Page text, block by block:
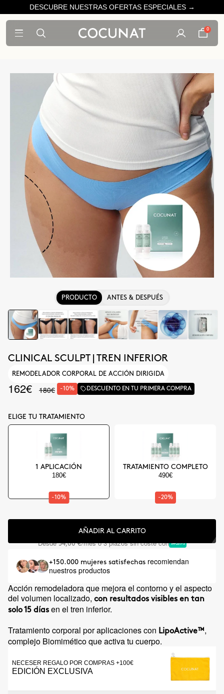
DESCUBRE NUESTRAS OFERTAS ESPECIALES →
0
PRODUCTO ANTES & DESPUÉS
CLINICAL SCULPT | TREN INFERIOR
REMODELADOR CORPORAL DE ACCIÓN DIRIGIDA
162€ 180€ -10% DESCUENTO EN TU PRIMERA COMPRA
ELIGE TU TRATAMIENTO
1 APLICACIÓN
180€
-10%
TRATAMIENTO COMPLETO
490€
-20%
AÑADIR AL CARRITO
Desde54,00 €/mes o 3 plazos sin coste con
+150.000 mujeres satisfechas recomiendan
nuestros productos
Acción remodeladora que mejora el contorno y el aspecto
del volumen localizado, con resultados visibles en tan
solo 15 días en el tren inferior.
Tratamiento corporal por aplicaciones con LipoActive™,
complejo Biomimético que activa tu cuerpo.
NECESER REGALO POR COMPRAS +100€
EDICIÓN EXCLUSIVA